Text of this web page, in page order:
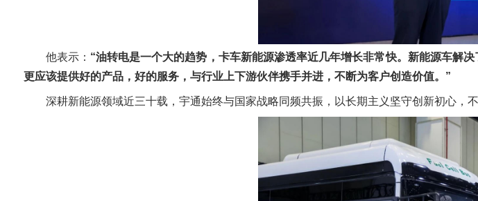
他表示： “油转电是一个大的趋势，卡车新能源渗透率近几年增长非常快。新能源车解
更应该提供好的产品，好的服务，与行业上下游伙伴携手并进，不断为客户创造价值。”
深耕新能源领域近三十载，宇通始终与国家战略同频共振，以长期主义坚守创新初心，